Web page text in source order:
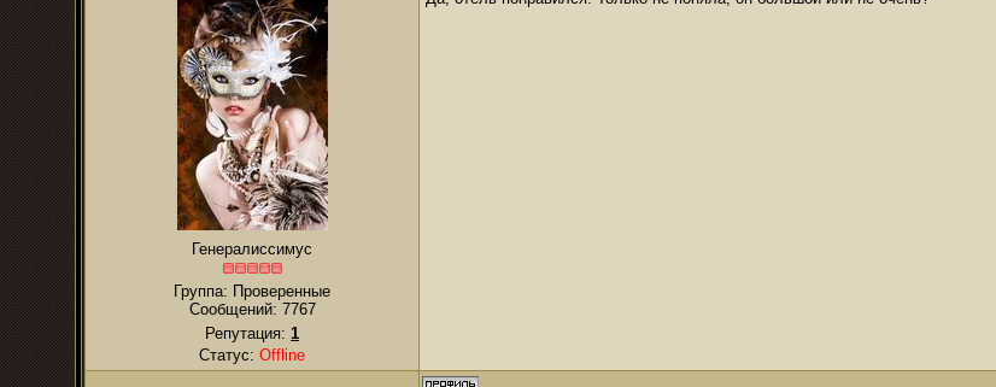
Генералиссимус
Группа: Проверенные
Сообщений: 7767
Репутация: 1
Статус: Offline